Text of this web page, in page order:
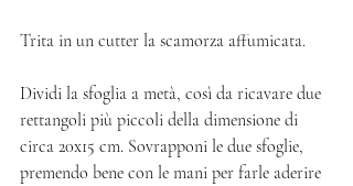
Trita in un cutter la scamorza affumicata.
Dividi la sfoglia a metà, così da ricavare due
rettangoli più piccoli della dimensione di
circa 20x15 cm. Sovrapponi le due sfoglie,
premendo bene con le mani per farle aderire